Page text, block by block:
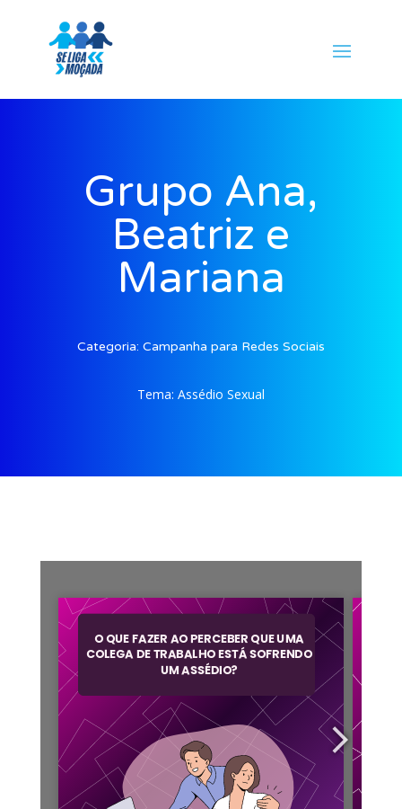
Grupo Ana,
Beatriz e
Mariana
Categoria: Campanha para Redes Sociais
Tema: Assédio Sexual